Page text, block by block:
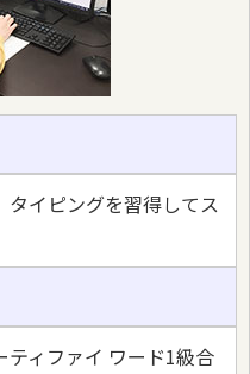
イピングを習得してス
ィファイ ワード1級合